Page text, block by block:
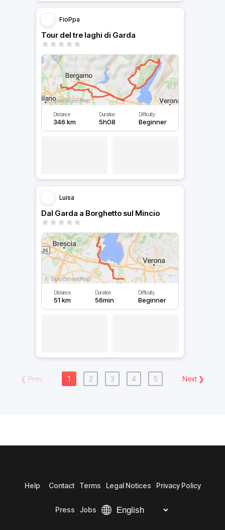
FioPpa
Tour del tre laghi di Garda
Distance
346 km
Duration
5h08
Difficulty
Beginner
Luisa
Dal Garda a Borghetto sul Mincio
Distance
51 km
Duration
56min
Difficulty
Beginner
❮ Prev 1 2 3 4 5 Next ❯
Help Contact Terms Legal Notices Privacy Policy
Press Jobs